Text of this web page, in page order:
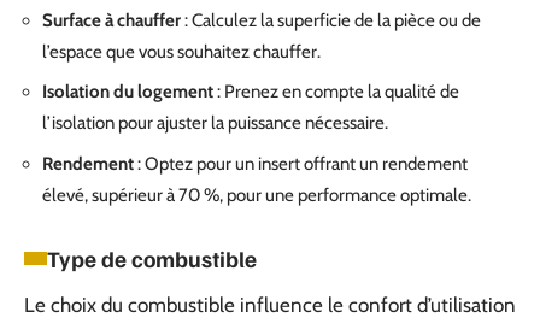
Surface à chauffer: Calculez la superficie de la pièce ou de
l’espace que vous souhaitez chauffer.
Isolation du logement: Prenez en compte la qualité de
l’isolation pour ajuster la puissance nécessaire.
Rendement: Optez pour un insert offrant un rendement
élevé, supérieur à 70 %, pour une performance optimale.
Type de combustible
Le choix du combustible influence le confort d’utilisation